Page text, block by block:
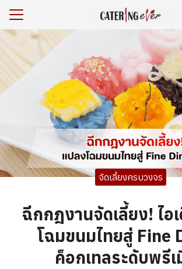
Skip
content
าร/รีวิว
รา
ยสิ่งแวดล้อม
Search
จัดเลี้ยงครบวงจร
ฉีกกฎงานจัดเลี้ยง! ไอ
โฉมขนมไทยสู่ Fine
ค็อกเทลระดับพรี